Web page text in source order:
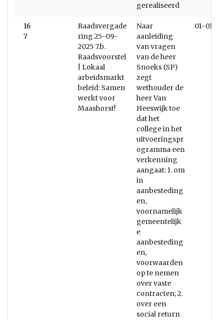
gerealiseerd
16
7
Raadsvergade
ring 25-09-
2025 7.b.
Raadsvoorstel
| Lokaal
arbeidsmarkt
beleid: Samen
werkt voor
Maashorst!
Naar
aanleiding
van vragen
van de heer
Snoeks (SP)
zegt
wethouder de
heer Van
Heeswijk toe
dat het
college in het
uitvoeringspr
ogramma een
verkenning
aangaat: 1. om
in
aanbesteding
en,
voornamelijk
gemeentelijk
e
aanbesteding
en,
voorwaarden
op te nemen
over vaste
contracten; 2.
over een
social return
01-01-